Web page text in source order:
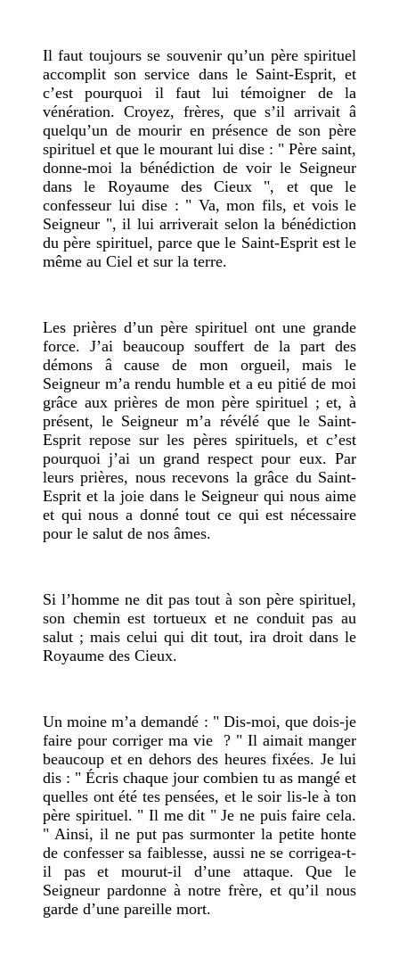
Il faut toujours se souvenir qu’un père spirituel
accomplit son service dans le Saint-Esprit, et
c’est pourquoi il faut lui témoigner de la
vénération. Croyez, frères, que s’il arrivait â
quelqu’un de mourir en présence de son père
spirituel et que le mourant lui dise : " Père saint,
donne-moi la bénédiction de voir le Seigneur
dans le Royaume des Cieux ", et que le
confesseur lui dise : " Va, mon fils, et vois le
Seigneur ", il lui arriverait selon la bénédiction
du père spirituel, parce que le Saint-Esprit est le
même au Ciel et sur la terre.
Les prières d’un père spirituel ont une grande
force. J’ai beaucoup souffert de la part des
démons â cause de mon orgueil, mais le
Seigneur m’a rendu humble et a eu pitié de moi
grâce aux prières de mon père spirituel ; et, à
présent, le Seigneur m’a révélé que le Saint-
Esprit repose sur les pères spirituels, et c’est
pourquoi j’ai un grand respect pour eux. Par
leurs prières, nous recevons la grâce du Saint-
Esprit et la joie dans le Seigneur qui nous aime
et qui nous a donné tout ce qui est nécessaire
pour le salut de nos âmes.
Si l’homme ne dit pas tout à son père spirituel,
son chemin est tortueux et ne conduit pas au
salut ; mais celui qui dit tout, ira droit dans le
Royaume des Cieux.
Un moine m’a demandé : " Dis-moi, que dois-je
faire pour corriger ma vie ? " Il aimait manger
beaucoup et en dehors des heures fixées. Je lui
dis : " Écris chaque jour combien tu as mangé et
quelles ont été tes pensées, et le soir lis-le à ton
père spirituel. " Il me dit " Je ne puis faire cela.
" Ainsi, il ne put pas surmonter la petite honte
de confesser sa faiblesse, aussi ne se corrigea-t-
il pas et mourut-il d’une attaque. Que le
Seigneur pardonne à notre frère, et qu’il nous
garde d’une pareille mort.